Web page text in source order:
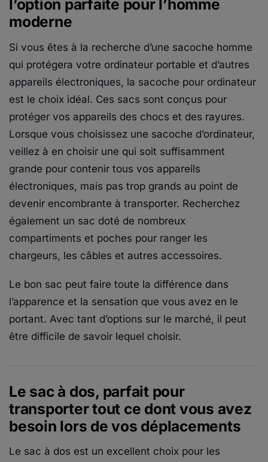
l’option parfaite pour l’homme
moderne
Si vous êtes à la recherche d’une sacoche homme
qui protégera votre ordinateur portable et d’autres
appareils électroniques, la sacoche pour ordinateur
est le choix idéal. Ces sacs sont conçus pour
protéger vos appareils des chocs et des rayures.
Lorsque vous choisissez une sacoche d’ordinateur,
veillez à en choisir une qui soit suffisamment
grande pour contenir tous vos appareils
électroniques, mais pas trop grands au point de
devenir encombrante à transporter. Recherchez
également un sac doté de nombreux
compartiments et poches pour ranger les
chargeurs, les câbles et autres accessoires.
Le bon sac peut faire toute la différence dans
l’apparence et la sensation que vous avez en le
portant. Avec tant d’options sur le marché, il peut
être difficile de savoir lequel choisir.
Le sac à dos, parfait pour
transporter tout ce dont vous avez
besoin lors de vos déplacements
Le sac à dos est un excellent choix pour les